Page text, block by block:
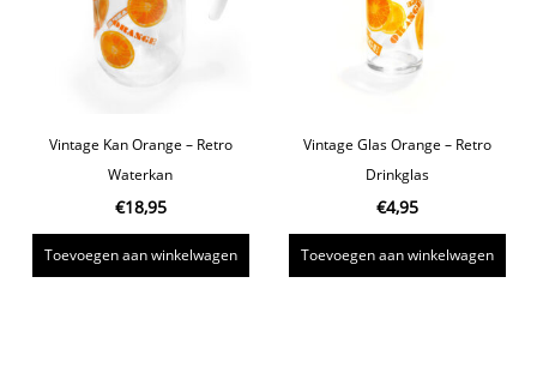
Vintage Kan Orange – Retro
Waterkan
€18,95
Toevoegen aan winkelwagen
Vintage Glas Orange – Retro
Drinkglas
€4,95
Toevoegen aan winkelwagen